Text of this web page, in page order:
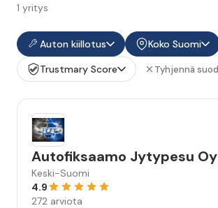
1 yritys
Auton kiillotus
Koko Suomi
Trustmary Score
Tyhjennä
Autofiksaamo Jytypesu Oy
Keski-Suomi
4.9
272 arviota